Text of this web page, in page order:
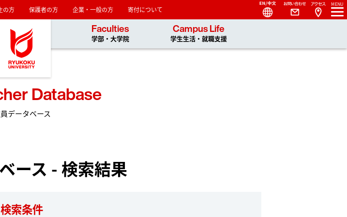
龍谷大学 You, Unlimited
の方 保護者の方 企業・一般の方 寄付について
Faculties
学部・大学院
Campus Life
学生生活・就職支援
MENU
Contact
Language
Database
データベース
ース - 検索結果
検索条件